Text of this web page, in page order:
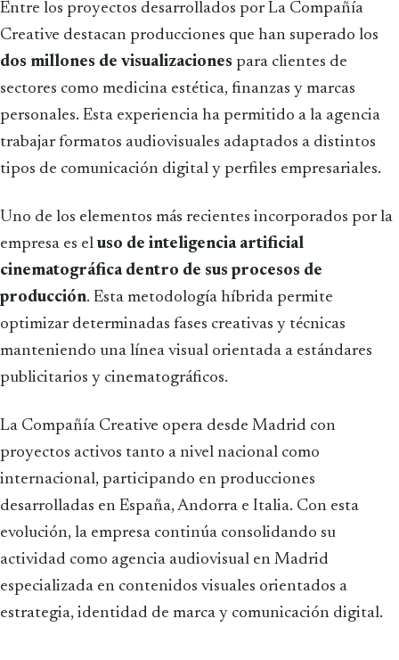
Entre los proyectos desarrollados por La Compañía
Creative destacan producciones que han superado los
dos millones de visualizaciones para clientes de
sectores como medicina estética, finanzas y marcas
personales. Esta experiencia ha permitido a la agencia
trabajar formatos audiovisuales adaptados a distintos
tipos de comunicación digital y perfiles empresariales.
Uno de los elementos más recientes incorporados por la
empresa es eluso de inteligencia artificial
cinematográfica dentro de sus procesos de
producción. Esta metodología híbrida permite
optimizar determinadas fases creativas y técnicas
manteniendo una línea visual orientada a estándares
publicitarios y cinematográficos.
La Compañía Creative opera desde Madrid con
proyectos activos tanto a nivel nacional como
internacional, participando en producciones
desarrolladas en España, Andorra e Italia. Con esta
evolución, la empresa continúa consolidando su
actividad como agencia audiovisual en Madrid
especializada en contenidos visuales orientados a
estrategia, identidad de marca y comunicación digital.